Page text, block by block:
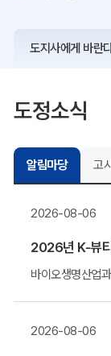
도지사에게 바란
도정소식
알림마당 고
2026-08-06
바이오생명산업과
2026-08-06